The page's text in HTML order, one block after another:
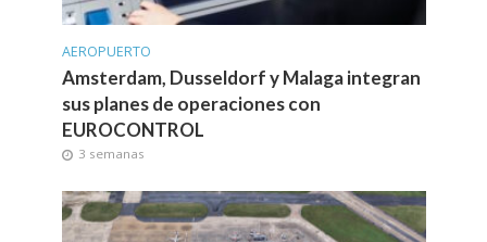
AEROPUERTO
Amsterdam, Dusseldorf y Malaga integran
sus planes de operaciones con
EUROCONTROL
3 semanas